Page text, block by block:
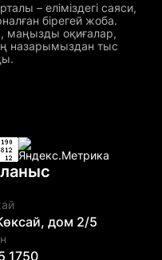
– еліміздегі саяси,
бірегей жоба.
маңызды оқиғалар,
назарымыздан тыс
дом 2/5
1750